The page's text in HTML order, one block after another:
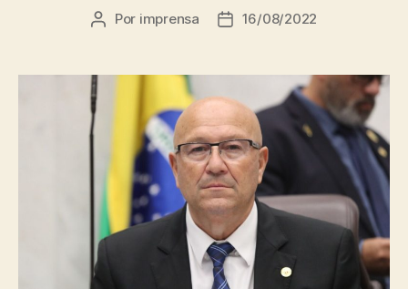
Autor
Por imprensa
Data16/08/2022